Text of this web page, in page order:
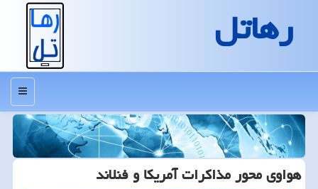
رهاتل
منو
هواوی محور مذاكرات آمریكا و فنلاند